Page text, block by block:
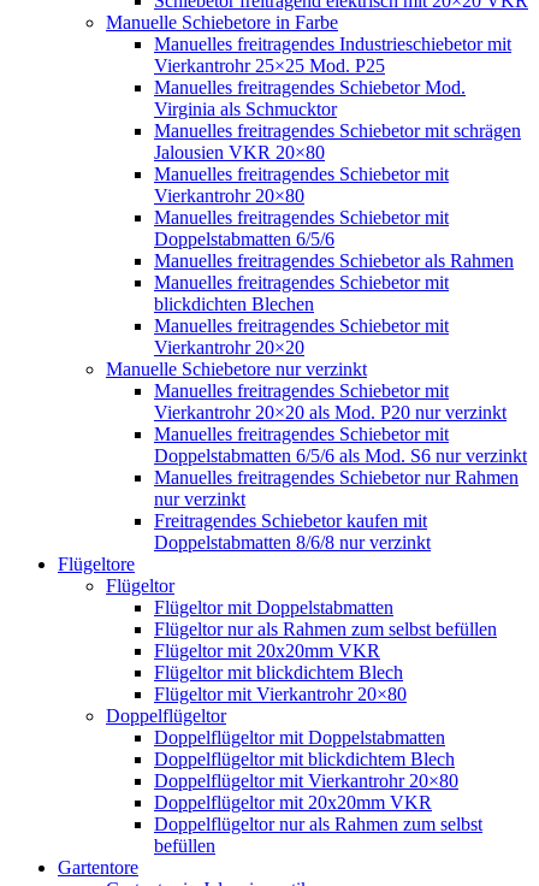
Manuelle Schiebetore in Farbe
Manuelles freitragendes Industrieschiebetor mit
Vierkantrohr 25×25 Mod. P25
Manuelles freitragendes Schiebetor Mod.
Virginia als Schmucktor
Manuelles freitragendes Schiebetor mit schrägen
Jalousien VKR 20×80
Manuelles freitragendes Schiebetor mit
Vierkantrohr 20×80
Manuelles freitragendes Schiebetor mit
Doppelstabmatten 6/5/6
Manuelles freitragendes Schiebetor als Rahmen
Manuelles freitragendes Schiebetor mit
blickdichten Blechen
Manuelles freitragendes Schiebetor mit
Vierkantrohr 20×20
Manuelle Schiebetore nur verzinkt
Manuelles freitragendes Schiebetor mit
Vierkantrohr 20×20 als Mod. P20 nur verzinkt
Manuelles freitragendes Schiebetor mit
Doppelstabmatten 6/5/6 als Mod. S6 nur verzinkt
Manuelles freitragendes Schiebetor nur Rahmen
nur verzinkt
Freitragendes Schiebetor kaufen mit
Doppelstabmatten 8/6/8 nur verzinkt
Flügeltore
Flügeltor
Flügeltor mit Doppelstabmatten
Flügeltor nur als Rahmen zum selbst befüllen
Flügeltor mit 20x20mm VKR
Flügeltor mit blickdichtem Blech
Flügeltor mit Vierkantrohr 20×80
Doppelflügeltor
Doppelflügeltor mit Doppelstabmatten
Doppelflügeltor mit blickdichtem Blech
Doppelflügeltor mit Vierkantrohr 20×80
Doppelflügeltor mit 20x20mm VKR
Doppelflügeltor nur als Rahmen zum selbst
befüllen
Gartentore